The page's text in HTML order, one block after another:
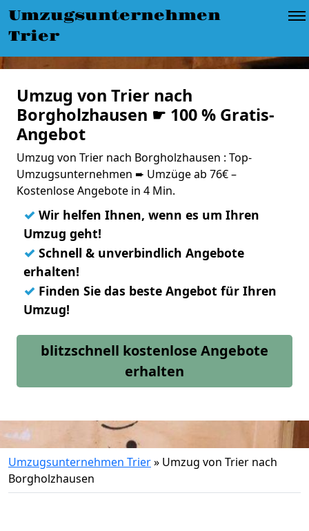
Umzugsunternehmen
Trier
Umzug von Trier nach
Borgholzhausen ☛ 100 % Gratis-
Angebot
Umzug von Trier nach Borgholzhausen : Top-
Umzugsunternehmen ➨ Umzüge ab 76€ –
Kostenlose Angebote in 4 Min.
✓ Wir helfen Ihnen, wenn es um Ihren
Umzug geht!
✓ Schnell & unverbindlich Angebote
erhalten!
✓ Finden Sie das beste Angebot für Ihren
Umzug!
blitzschnell kostenlose Angebote
erhalten
Umzugsunternehmen Trier» Umzug von Trier nach
Borgholzhausen